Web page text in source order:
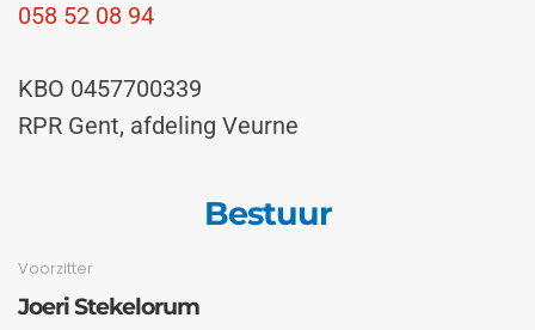
058 52 08 94
KBO 0457700339
RPR Gent, afdeling Veurne
Bestuur
Voorzitter
Joeri Stekelorum